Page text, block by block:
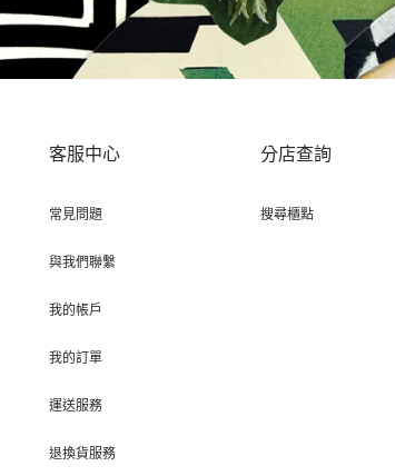
客服中心
常見問題
與我們聯繫
我的帳戶
我的訂單
運送服務
退換貨服務
分店查詢
搜尋櫃點